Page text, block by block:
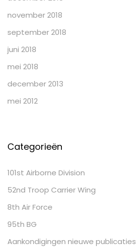
november 2018
september 2018
juni 2018
mei 2018
december 2013
mei 2012
Categorieën
101st Airborne Division
52nd Troop Carrier Wing
8th Air Force
95th BG
Aankondigingen nieuwe publicaties